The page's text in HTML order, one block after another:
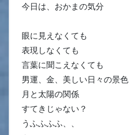
今日は、おかまの気分
眼に見えなくても
表現しなくても
言葉に聞こえなくても
男運、金、美しい日々の景色
月と太陽の関係
すてきじゃない？
うふふふふ、、